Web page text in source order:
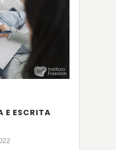
E ESCRITA